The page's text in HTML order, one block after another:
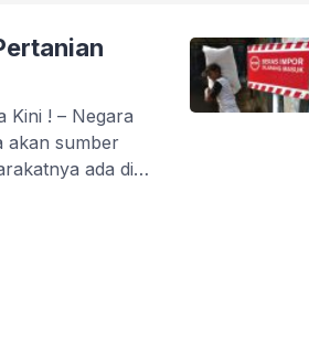
Kini ! – Negara
akan sumber
ada di
nutfah dan
kekayaan